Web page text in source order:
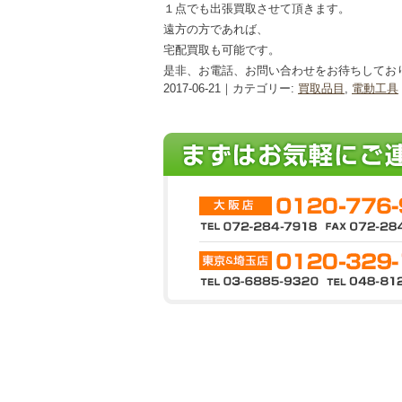
１点でも出張買取させて頂きます。
遠方の方であれば、
宅配買取も可能です。
是非、お電話、お問い合わせをお待ちしてお
2017-06-21｜カテゴリー: 買取品目 , 電動工具